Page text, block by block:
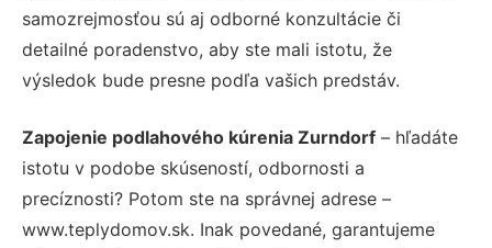
samozrejmosťou sú aj odborné konzultácie či
detailné poradenstvo, aby ste mali istotu, že
výsledok bude presne podľa vašich predstáv.
Zapojenie podlahového kúrenia Zurndorf – hľadáte
istotu v podobe skúseností, odbornosti a
precíznosti? Potom ste na správnej adrese –
www.teplydomov.sk. Inak povedané, garantujeme